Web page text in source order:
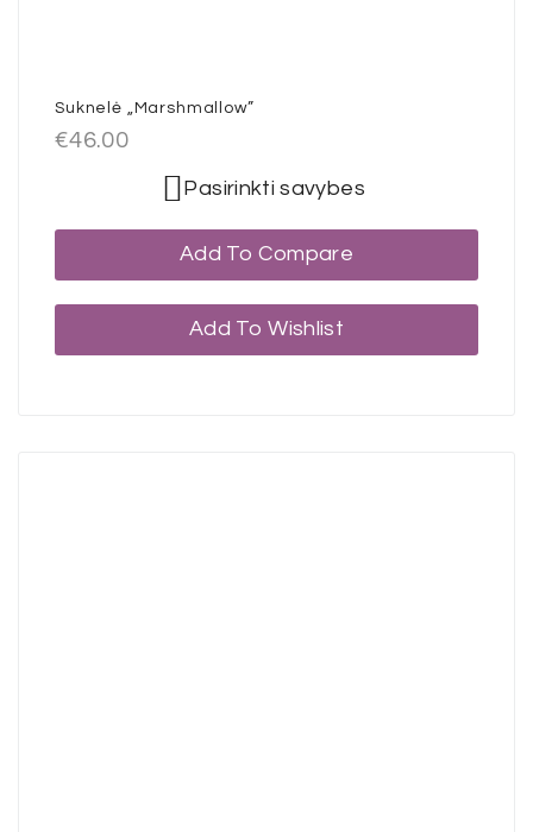
Suknelė „Marshmallow”
€46.00
Pasirinkti savybes
Add To Compare
Add To Wishlist